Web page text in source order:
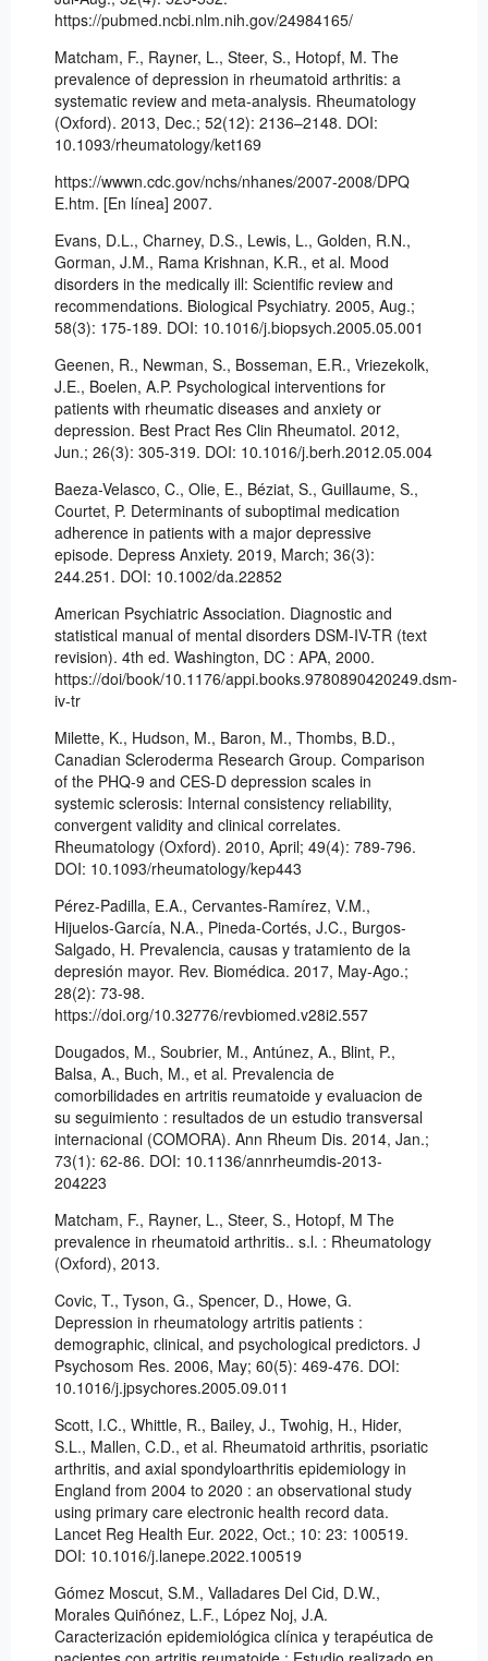
https://pubmed.ncbi.nlm.nih.gov/24984165/
Matcham, F., Rayner, L., Steer, S., Hotopf, M. The
prevalence of depression in rheumatoid arthritis: a
systematic review and meta-analysis. Rheumatology
(Oxford). 2013, Dec.; 52(12): 2136–2148. DOI:
10.1093/rheumatology/ket169
https://wwwn.cdc.gov/nchs/nhanes/2007-2008/DPQ
E.htm. [En línea] 2007.
Evans, D.L., Charney, D.S., Lewis, L., Golden, R.N.,
Gorman, J.M., Rama Krishnan, K.R., et al. Mood
disorders in the medically ill: Scientific review and
recommendations. Biological Psychiatry. 2005, Aug.;
58(3): 175-189. DOI: 10.1016/j.biopsych.2005.05.001
Geenen, R., Newman, S., Bosseman, E.R., Vriezekolk,
J.E., Boelen, A.P. Psychological interventions for
patients with rheumatic diseases and anxiety or
depression. Best Pract Res Clin Rheumatol. 2012,
Jun.; 26(3): 305-319. DOI: 10.1016/j.berh.2012.05.004
Baeza-Velasco, C., Olie, E., Béziat, S., Guillaume, S.,
Courtet, P. Determinants of suboptimal medication
adherence in patients with a major depressive
episode. Depress Anxiety. 2019, March; 36(3):
244.251. DOI: 10.1002/da.22852
American Psychiatric Association. Diagnostic and
statistical manual of mental disorders DSM-IV-TR (text
revision). 4th ed. Washington, DC : APA, 2000.
https://doi/book/10.1176/appi.books.9780890420249.dsm-
iv-tr
Milette, K., Hudson, M., Baron, M., Thombs, B.D.,
Canadian Scleroderma Research Group. Comparison
of the PHQ-9 and CES-D depression scales in
systemic sclerosis: Internal consistency reliability,
convergent validity and clinical correlates.
Rheumatology (Oxford). 2010, April; 49(4): 789-796.
DOI: 10.1093/rheumatology/kep443
Pérez-Padilla, E.A., Cervantes-Ramírez, V.M.,
Hijuelos-García, N.A., Pineda-Cortés, J.C., Burgos-
Salgado, H. Prevalencia, causas y tratamiento de la
depresión mayor. Rev. Biomédica. 2017, May-Ago.;
28(2): 73-98.
https://doi.org/10.32776/revbiomed.v28i2.557
Dougados, M., Soubrier, M., Antúnez, A., Blint, P.,
Balsa, A., Buch, M., et al. Prevalencia de
comorbilidades en artritis reumatoide y evaluacion de
su seguimiento : resultados de un estudio transversal
internacional (COMORA). Ann Rheum Dis. 2014, Jan.;
73(1): 62-86. DOI: 10.1136/annrheumdis-2013-
204223
Matcham, F., Rayner, L., Steer, S., Hotopf, M The
prevalence in rheumatoid arthritis.. s.l. : Rheumatology
(Oxford), 2013.
Covic, T., Tyson, G., Spencer, D., Howe, G.
Depression in rheumatology artritis patients :
demographic, clinical, and psychological predictors. J
Psychosom Res. 2006, May; 60(5): 469-476. DOI:
10.1016/j.jpsychores.2005.09.011
Scott, I.C., Whittle, R., Bailey, J., Twohig, H., Hider,
S.L., Mallen, C.D., et al. Rheumatoid arthritis, psoriatic
arthritis, and axial spondyloarthritis epidemiology in
England from 2004 to 2020 : an observational study
using primary care electronic health record data.
Lancet Reg Health Eur. 2022, Oct.; 10: 23: 100519.
DOI: 10.1016/j.lanepe.2022.100519
Gómez Moscut, S.M., Valladares Del Cid, D.W.,
Morales Quiñónez, L.F., López Noj, J.A.
Caracterización epidemiológica clínica y terapéutica de